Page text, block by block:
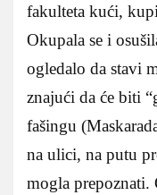
fakulteta kući,
Okupala se i
ogledalo da stavi
znajući da će biti
fašingu
na ulici, na putu
mogla prepoznati.